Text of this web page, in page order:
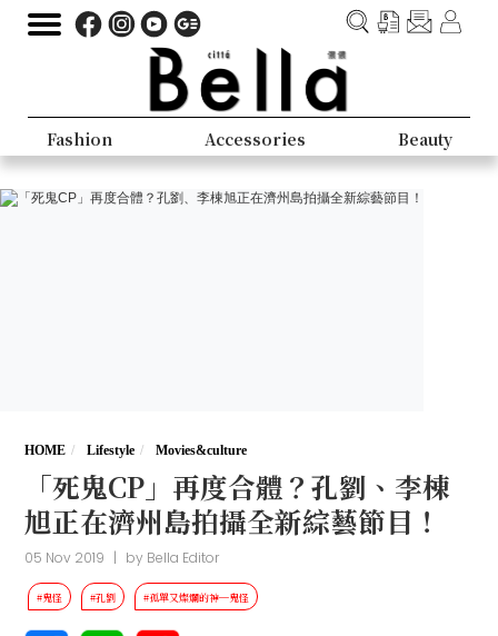
Fashion Accessories Beauty
HOME Lifestyle Movies&culture
「死鬼CP」再度合體？孔劉、李棟
旭正在濟州島拍攝全新綜藝節目！
05 Nov 2019 | by Bella Editor
#鬼怪 #孔劉 #孤單又燦爛的神─鬼怪